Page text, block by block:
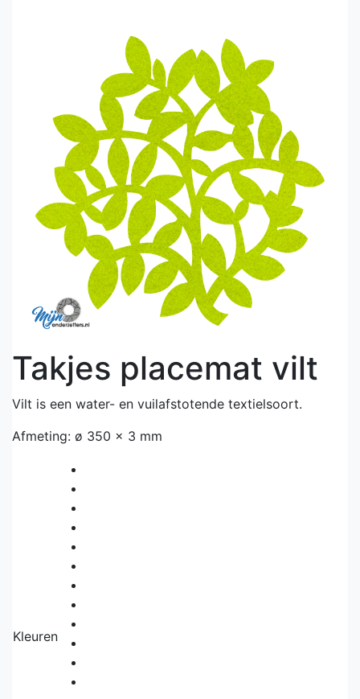
Takjes placemat vilt
Vilt is een water- en vuilafstotende textielsoort.
Afmeting: ø 350 x 3 mm
Kleuren